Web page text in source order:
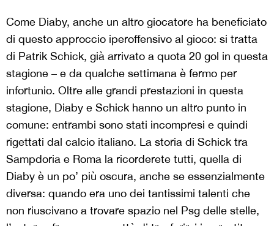
Come Diaby, anche un altro giocatore ha beneficiato
di questo approccio iperoffensivo al gioco: si tratta
di Patrik Schick, già arrivato a quota 20 gol in questa
stagione – e da qualche settimana è fermo per
infortunio. Oltre alle grandi prestazioni in questa
stagione, Diaby e Schick hanno un altro punto in
comune: entrambi sono stati incompresi e quindi
rigettati dal calcio italiano. La storia di Schick tra
Sampdoria e Roma la ricorderete tutti, quella di
Diaby è un po’ più oscura, anche se essenzialmente
diversa: quando era uno dei tantissimi talenti che
non riuscivano a trovare spazio nel Psg delle stelle,